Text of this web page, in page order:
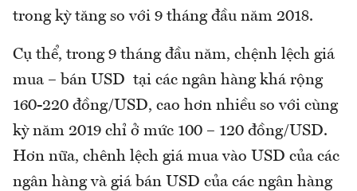
trong kỳ tăng so với 9 tháng đầu năm 2018.
Cụ thể, trong 9 tháng đầu năm, chệnh lệch giá
mua – bán USD tại các ngân hàng khá rộng
160-220 đồng/USD, cao hơn nhiều so với cùng
kỳ năm 2019 chỉ ở mức 100 – 120 đồng/USD.
Hơn nữa, chênh lệch giá mua vào USD của các
ngân hàng và giá bán USD của các ngân hàng